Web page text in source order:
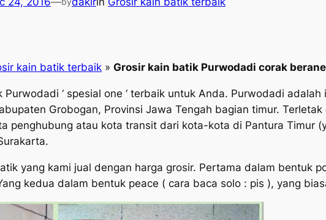
kain batik terbaik » Grosir kain batik Purwodadi corak
Purwodadi ‘ spesial one ‘ terbaik untuk Anda. Purwodadi
Grobogan, Provinsi Jawa Tengah bagian timur.
penghubung atau kota transit dari kota-kota di Pantura Timur
yang kami jual dengan harga grosir. Pertama dalam bentuk
kedua dalam bentuk peace ( cara baca solo : pis ), yang